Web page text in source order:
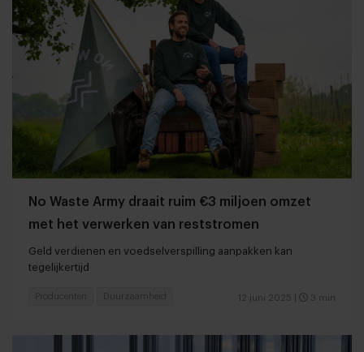
No Waste Army draait ruim €3 miljoen omzet
met het verwerken van reststromen
Geld verdienen en voedselverspilling aanpakken kan
tegelijkertijd
12 juni 2025 3 min
Producenten Duurzaamheid